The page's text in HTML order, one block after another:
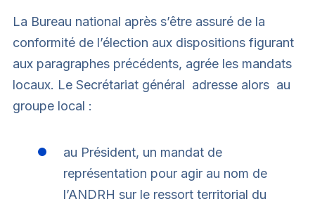
La Bureau national après s’être assuré de la
conformité de l’élection aux dispositions figurant
aux paragraphes précédents, agrée les mandats
locaux. Le Secrétariat général adresse alors au
groupe local :
au Président, un mandat de
représentation pour agir au nom de
l’ANDRH sur le ressort territorial du